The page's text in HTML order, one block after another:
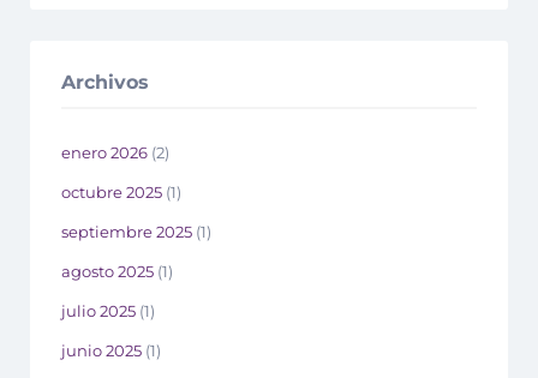
Archivos
enero 2026 (2)
octubre 2025 (1)
septiembre 2025 (1)
agosto 2025 (1)
julio 2025 (1)
junio 2025 (1)